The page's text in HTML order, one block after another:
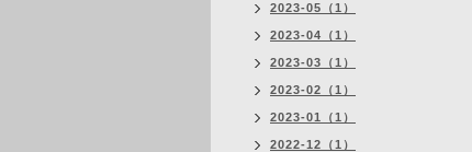
2023-05（1）
2023-04（1）
2023-03（1）
2023-02（1）
2023-01（1）
2022-12（1）